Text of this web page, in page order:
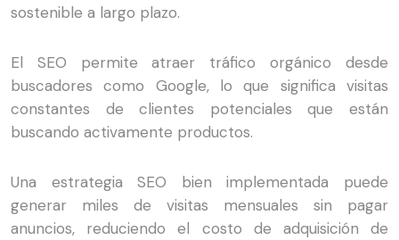
sostenible a largo plazo.
El SEO permite atraer tráfico orgánico desde
buscadores como Google, lo que significa visitas
constantes de clientes potenciales que están
buscando activamente productos.
Una estrategia SEO bien implementada puede
generar miles de visitas mensuales sin pagar
anuncios, reduciendo el costo de adquisición de